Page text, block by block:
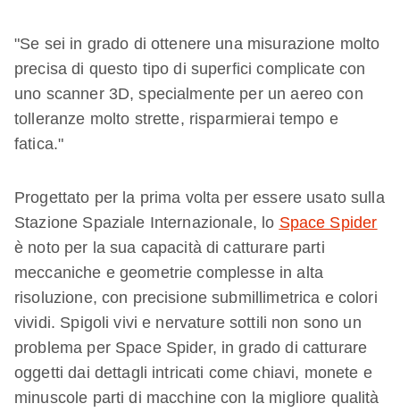
"Se sei in grado di ottenere una misurazione molto
precisa di questo tipo di superfici complicate con
uno scanner 3D, specialmente per un aereo con
tolleranze molto strette, risparmierai tempo e
fatica."
Progettato per la prima volta per essere usato sulla
Stazione Spaziale Internazionale, lo Space Spider
è noto per la sua capacità di catturare parti
meccaniche e geometrie complesse in alta
risoluzione, con precisione submillimetrica e colori
vividi. Spigoli vivi e nervature sottili non sono un
problema per Space Spider, in grado di catturare
oggetti dai dettagli intricati come chiavi, monete e
minuscole parti di macchine con la migliore qualità